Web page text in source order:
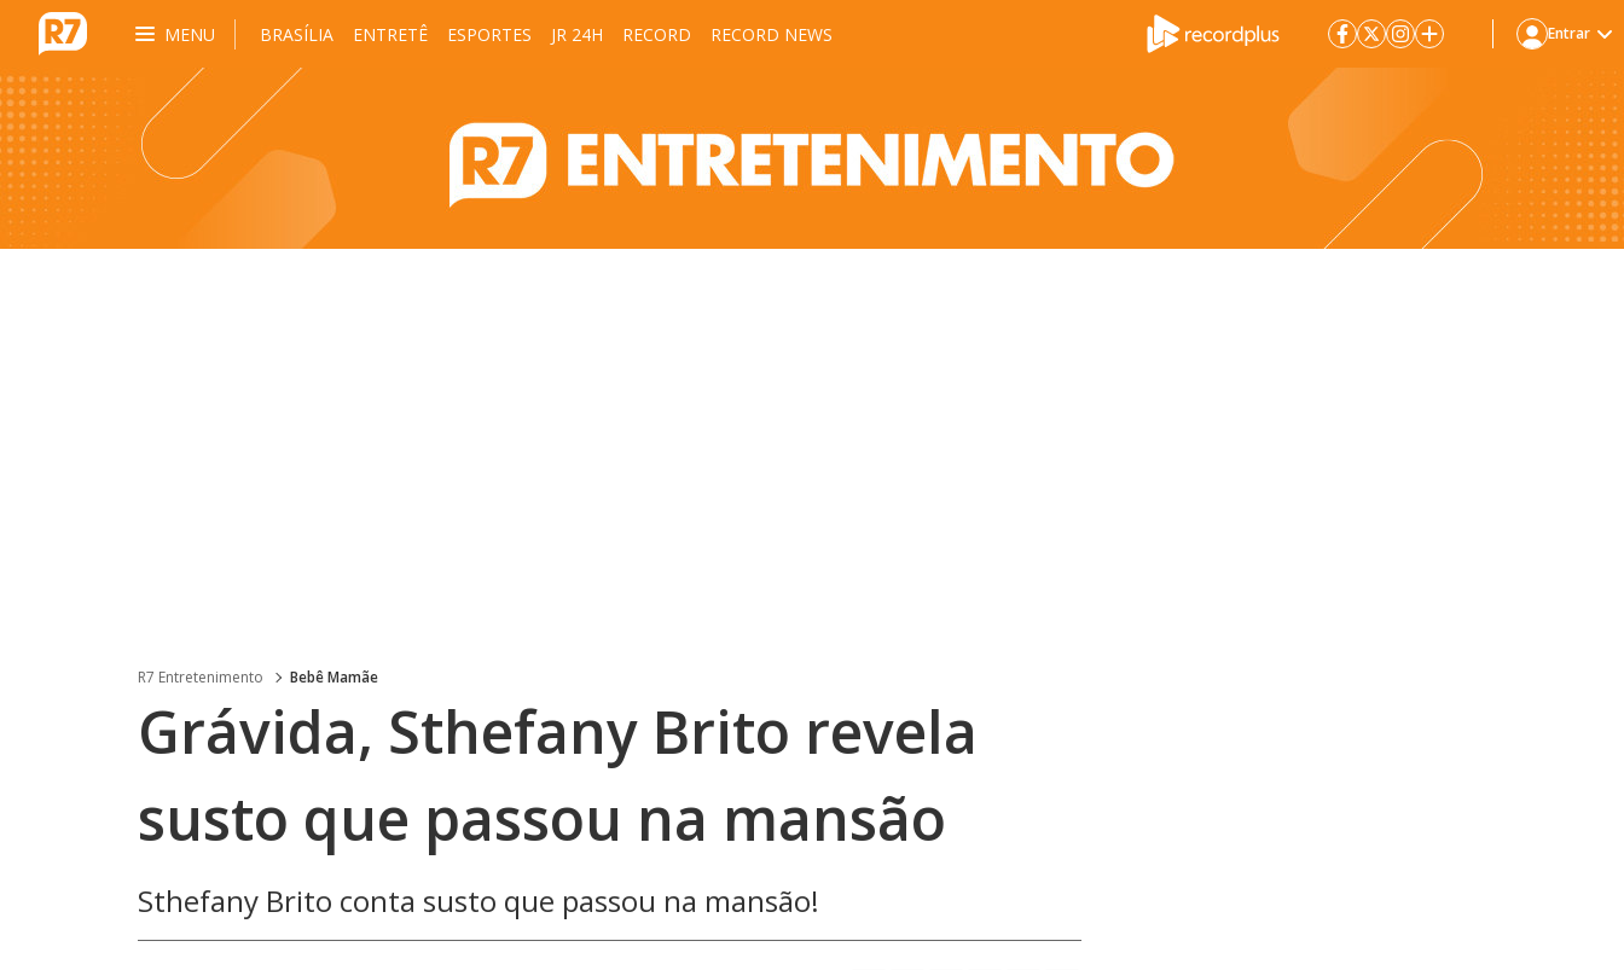
MENU BRASÍLIA ENTRETÊ ESPORTES JR 24H RECORD RECORD NEWS Entrar
R7 Entretenimento Bebê Mamãe
Grávida, Sthefany Brito revela
susto que passou na mansão
Sthefany Brito conta susto que passou na mansão!